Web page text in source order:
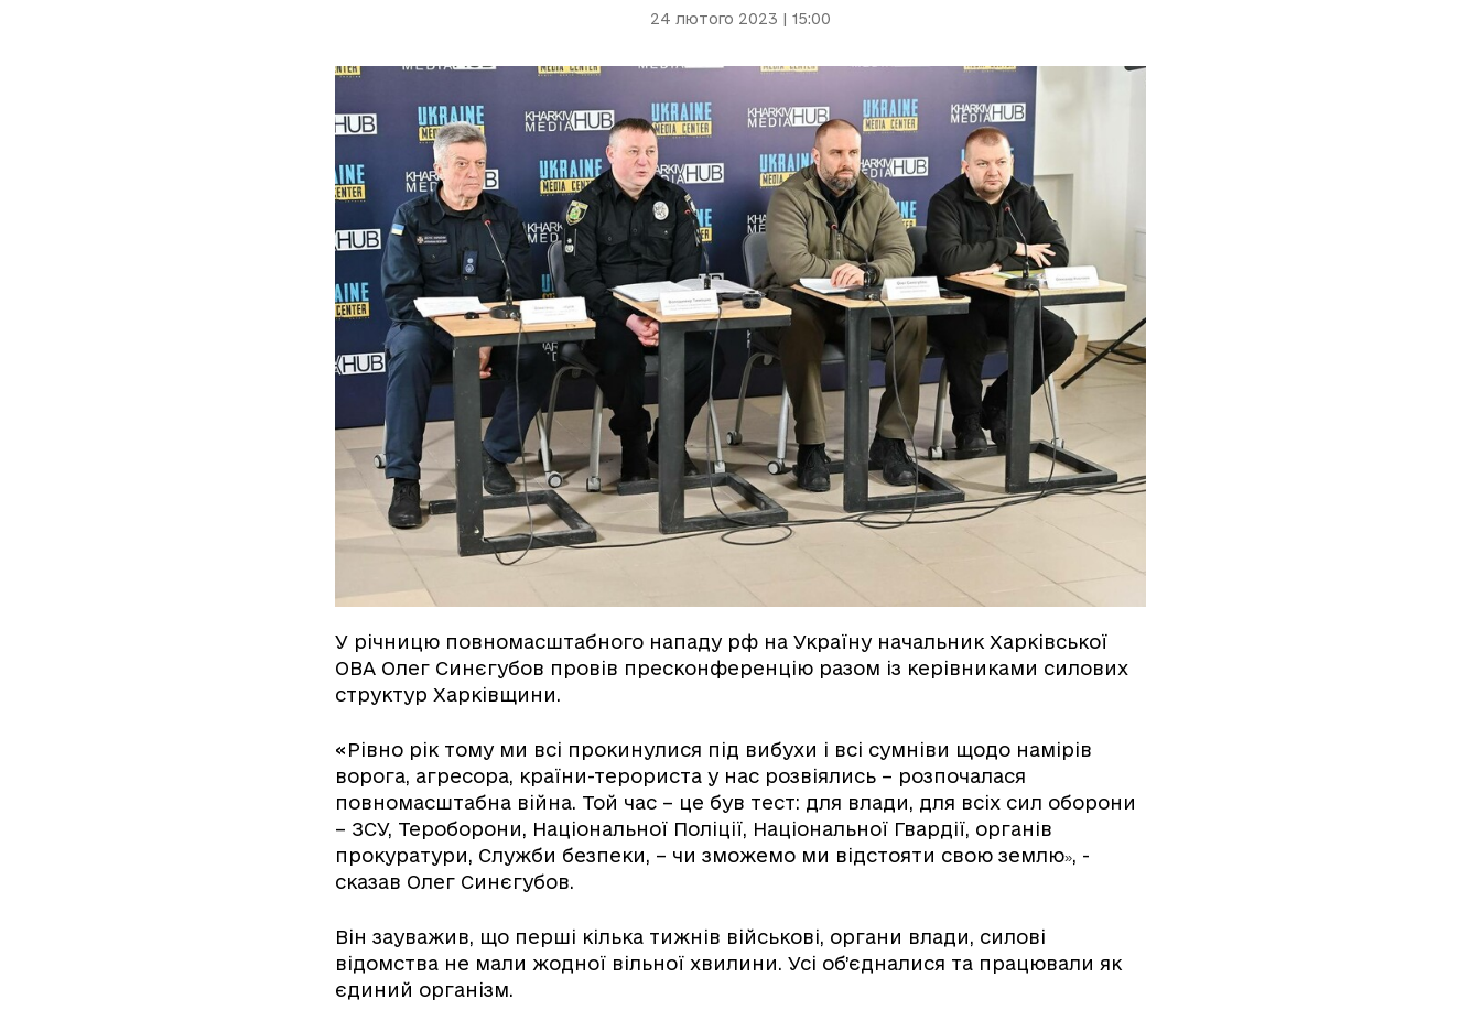
24 лютого 2023 | 15:00
У річницю повномасштабного нападу рф на Україну начальник Харківської
ОВА Олег Синєгубов провів пресконференцію разом із керівниками силових
структур Харківщини.
«Рівно рік тому ми всі прокинулися під вибухи і всі сумніви щодо намірів
ворога, агресора, країни-терориста у нас розвіялись – розпочалася
повномасштабна війна. Той час – це був тест: для влади, для всіх сил оборони
– ЗСУ, Тероборони, Національної Поліції, Національної Гвардії, органів
прокуратури, Служби безпеки, – чи зможемо ми відстояти свою землю», -
сказав Олег Синєгубов.
Він зауважив, що перші кілька тижнів військові, органи влади, силові
відомства не мали жодної вільної хвилини. Усі об’єдналися та працювали як
єдиний організм.